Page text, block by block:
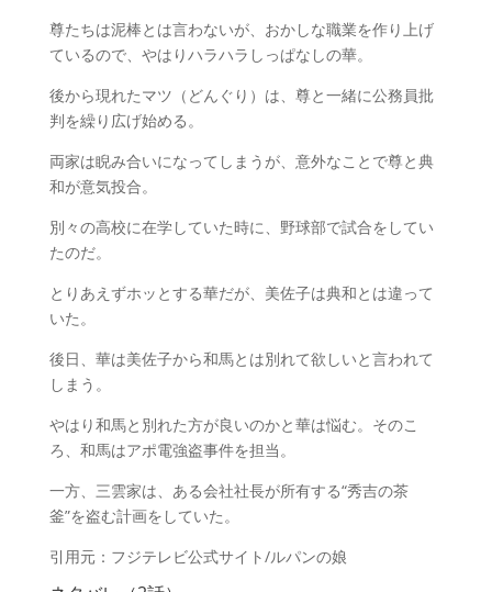
尊たちは泥棒とは言わないが、おかしな職業を作り上げ
ているので、やはりハラハラしっぱなしの華。
後から現れたマツ（どんぐり）は、尊と一緒に公務員批
判を繰り広げ始める。
両家は睨み合いになってしまうが、意外なことで尊と典
和が意気投合。
別々の高校に在学していた時に、野球部で試合をしてい
たのだ。
とりあえずホッとする華だが、美佐子は典和とは違って
いた。
後日、華は美佐子から和馬とは別れて欲しいと言われて
しまう。
やはり和馬と別れた方が良いのかと華は悩む。そのこ
ろ、和馬はアポ電強盗事件を担当。
一方、三雲家は、ある会社社長が所有する“秀吉の茶
釜”を盗む計画をしていた。
引用元：フジテレビ公式サイト/ルパンの娘